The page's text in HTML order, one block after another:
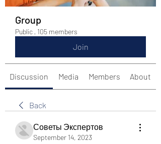
Group
Public · 105 members
Join
Discussion Media Members About
Back
Советы Экспертов
September 14, 2023